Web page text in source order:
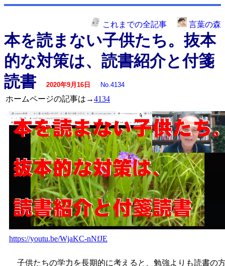
これまでの全記事 言葉の森
本を読まない子供たち。抜本
的な対策は、読書紹介と付箋
読書
2020年9月16日 No.4134
ホームページの記事は→4134
https://youtu.be/WjaKC-nNfJE
子供たちの学力を長期的に考えると、勉強よりも読書の